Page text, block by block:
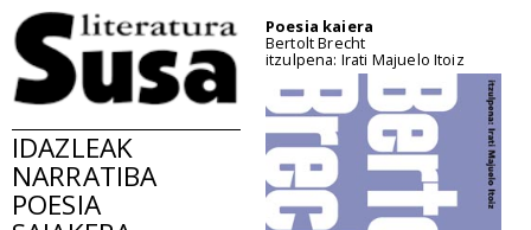
IDAZLEAK
NARRATIBA
POESIA
Poesia kaiera
Bertolt Brecht
itzulpena: Irati Majuelo Itoiz